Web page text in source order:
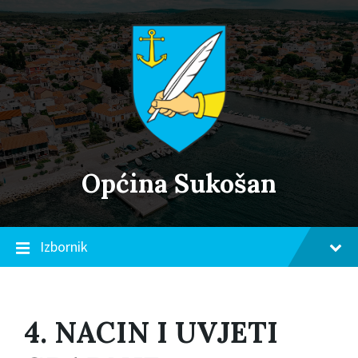
Skip
to
content
Skip
to
main
navigation
Skip
to
footer
Općina Sukošan
Izbornik
4. NACIN I UVJETI